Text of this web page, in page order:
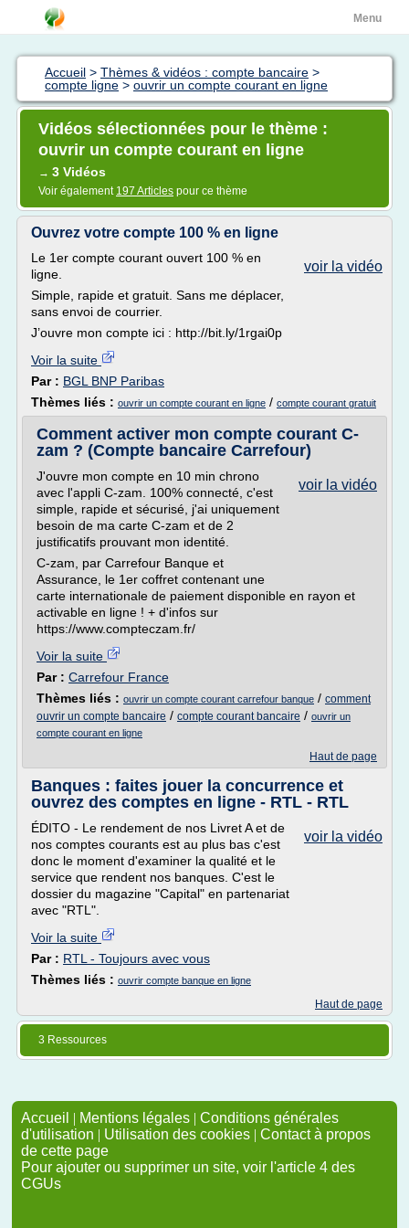
Menu
Accueil > Thèmes & vidéos : compte bancaire >
compte ligne > ouvrir un compte courant en ligne
Vidéos sélectionnées pour le thème :
ouvrir un compte courant en ligne
→ 3 Vidéos
Voir également 197 Articles pour ce thème
Ouvrez votre compte 100 % en ligne
voir la vidéo
Le 1er compte courant ouvert 100 % en
ligne.
Simple, rapide et gratuit. Sans me déplacer,
sans envoi de courrier.
J’ouvre mon compte ici : http://bit.ly/1rgai0p
Voir la suite
Par : BGL BNP Paribas
Thèmes liés : ouvrir un compte courant en ligne / compte courant gratuit
Comment activer mon compte courant C-
zam ? (Compte bancaire Carrefour)
voir la vidéo
J'ouvre mon compte en 10 min chrono
avec l'appli C-zam. 100% connecté, c'est
simple, rapide et sécurisé, j'ai uniquement
besoin de ma carte C-zam et de 2
justificatifs prouvant mon identité.
C-zam, par Carrefour Banque et
Assurance, le 1er coffret contenant une
carte internationale de paiement disponible en rayon et
activable en ligne ! + d'infos sur
https://www.compteczam.fr/
Voir la suite
Par : Carrefour France
Thèmes liés : ouvrir un compte courant carrefour banque / comment
ouvrir un compte bancaire / compte courant bancaire / ouvrir un
compte courant en ligne
Haut de page
Banques : faites jouer la concurrence et
ouvrez des comptes en ligne - RTL - RTL
voir la vidéo
ÉDITO - Le rendement de nos Livret A et de
nos comptes courants est au plus bas c'est
donc le moment d'examiner la qualité et le
service que rendent nos banques. C'est le
dossier du magazine "Capital" en partenariat
avec "RTL".
Voir la suite
Par : RTL - Toujours avec vous
Thèmes liés : ouvrir compte banque en ligne
Haut de page
3 Ressources
Accueil | Mentions légales | Conditions générales
d'utilisation | Utilisation des cookies | Contact à propos
de cette page
Pour ajouter ou supprimer un site, voir l'article 4 des
CGUs